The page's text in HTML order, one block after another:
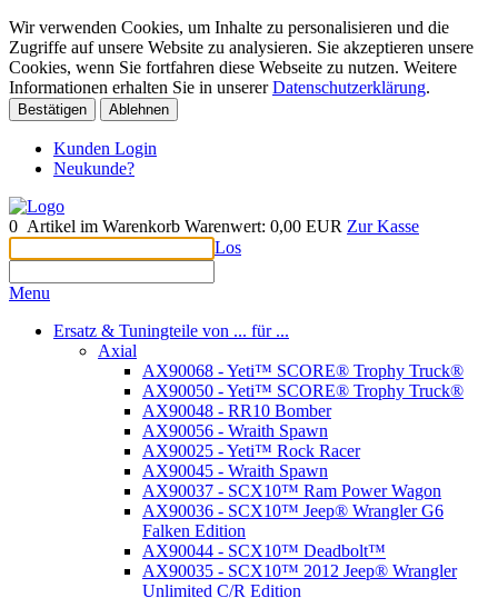
Wir verwenden Cookies, um Inhalte zu personalisieren und die
Zugriffe auf unsere Website zu analysieren. Sie akzeptieren unsere
Cookies, wenn Sie fortfahren diese Webseite zu nutzen. Weitere
Informationen erhalten Sie in unsererDatenschutzerklärung.
Bestätigen Ablehnen
Kunden Login
Neukunde?
0 Artikel im Warenkorb Warenwert: 0,00 EUR Zur Kasse
Los
Menu
Ersatz & Tuningteile von ... für ...
Axial
AX90068 - Yeti™ SCORE® Trophy Truck®
AX90050 - Yeti™ SCORE® Trophy Truck®
AX90048 - RR10 Bomber
AX90056 - Wraith Spawn
AX90025 - Yeti™ Rock Racer
AX90045 - Wraith Spawn
AX90037 - SCX10™ Ram Power Wagon
AX90036 - SCX10™ Jeep® Wrangler G6
Falken Edition
AX90044 - SCX10™ Deadbolt™
AX90035 - SCX10™ 2012 Jeep® Wrangler
Unlimited C/R Edition